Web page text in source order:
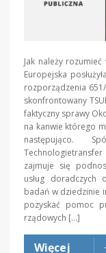
Jak należy
Europejska
rozporządzenia
skonfrontowany
faktyczny sprawy
na kanwie którego
następująco.
zajmuje się
usług doradczych
badań w dziedzinie
pozyskać pomoc
rządowych […]
Więcej